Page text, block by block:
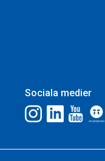
Sociala medier